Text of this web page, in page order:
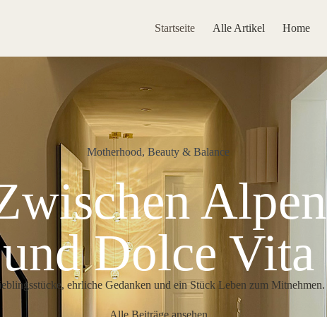
Startseite Alle Artikel Home
Motherhood, Beauty & Balance
Alpen
und Dolce Vita
ehrliche Gedanken und ein Stück Leben zum Mitnehmen.
Alle Beiträge ansehen